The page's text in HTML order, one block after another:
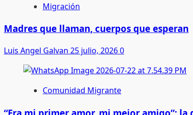
Migración
Madres que llaman, cuerpos que esperan
Luis Angel Galvan 25 julio, 20260
Comunidad Migrante